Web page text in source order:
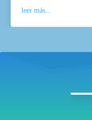
leer más...